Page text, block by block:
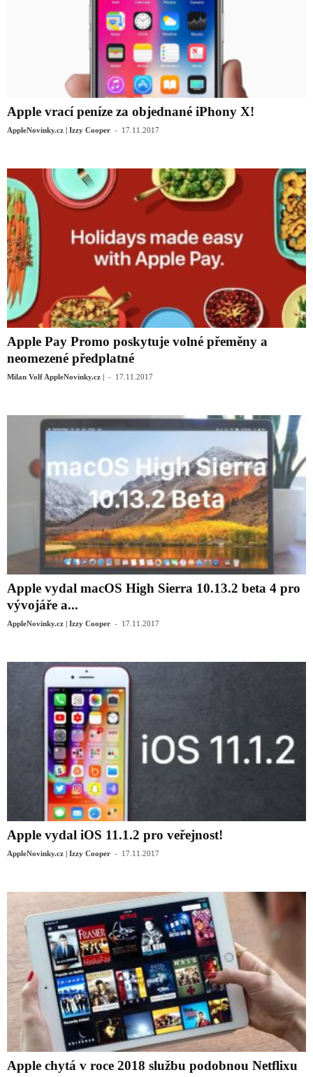
Apple vrací peníze za objednané iPhony X!
AppleNovinky.cz | Izzy Cooper - 17.11.2017
Apple Pay Promo poskytuje volné přeměny a
neomezené předplatné
Milan Volf AppleNovinky.cz | - 17.11.2017
Apple vydal macOS High Sierra 10.13.2 beta 4 pro
vývojáře a...
AppleNovinky.cz | Izzy Cooper - 17.11.2017
Apple vydal iOS 11.1.2 pro veřejnost!
AppleNovinky.cz | Izzy Cooper - 17.11.2017
Apple chytá v roce 2018 službu podobnou Netflixu